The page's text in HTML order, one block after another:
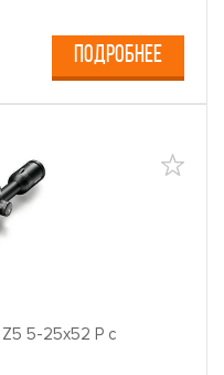
ПОДРОБНЕЕ
5-25x52 P с